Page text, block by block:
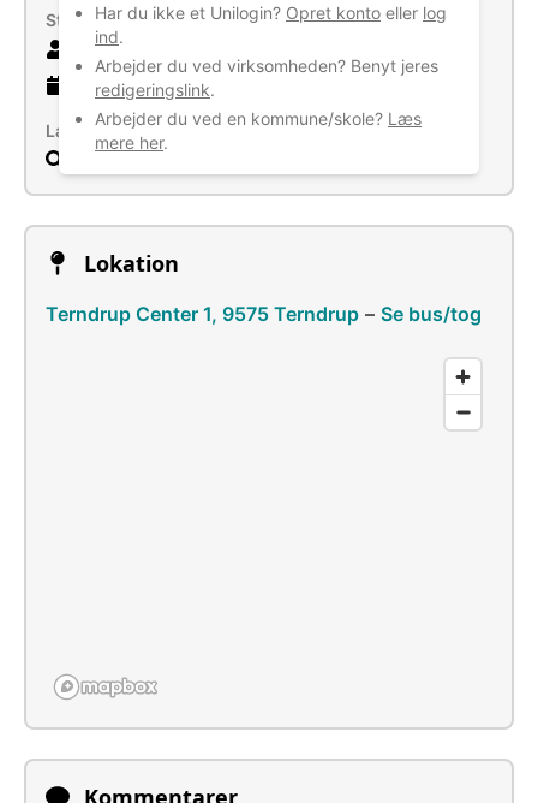
Har du ikke et Unilogin? Opret konto eller log
ind.
Arbejder du ved virksomheden? Benyt jeres
redigeringslink.
Arbejder du ved en kommune/skole? Læs
mere her.
Størrelse
27 ansatte
62 år gammel virksomhed
Læs mere
Søg
Lokation
Terndrup Center 1, 9575 Terndrup – Se bus/tog
Kommentarer